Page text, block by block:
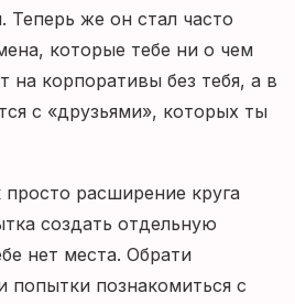
же он стал часто
которые тебе ни о чем
на корпоративы без тебя, а в
с «друзьями», которых ты
расширение круга
создать отдельную
нет места. Обрати
попытки познакомиться с